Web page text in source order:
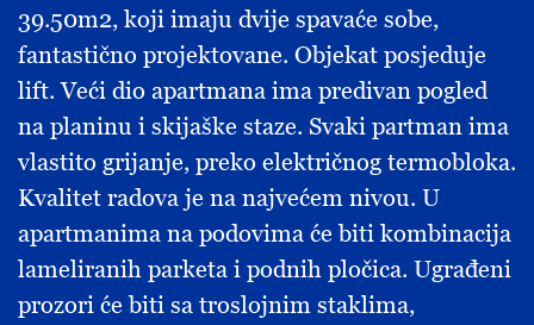
39.50m2, koji imaju dvije spavaće sobe,
fantastično projektovane. Objekat posjeduje
lift. Veći dio apartmana ima predivan pogled
na planinu i skijaške staze. Svaki partman ima
vlastito grijanje, preko električnog termobloka.
Kvalitet radova je na najvećem nivou. U
apartmanima na podovima će biti kombinacija
lameliranih parketa i podnih pločica. Ugrađeni
prozori će biti sa troslojnim staklima,